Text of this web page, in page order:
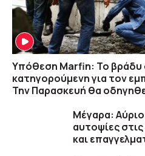
Υπόθεση Marfin: Το βράδυ
κατηγορούμενη για τον
Την Παρασκευή θα
Μέγαρα:
αυτοψίες
και